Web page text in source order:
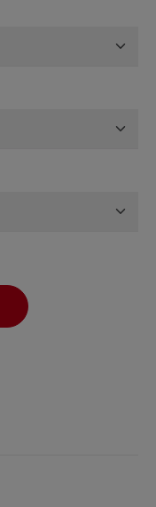
Schaltflächen, um